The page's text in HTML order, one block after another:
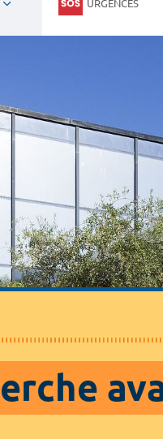
URGENCES